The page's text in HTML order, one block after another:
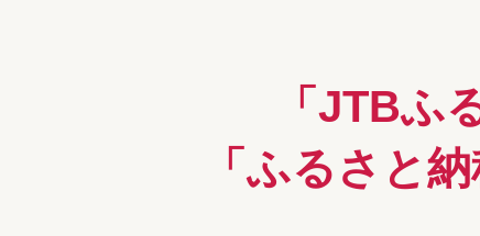
「JTBふ
「ふるさと